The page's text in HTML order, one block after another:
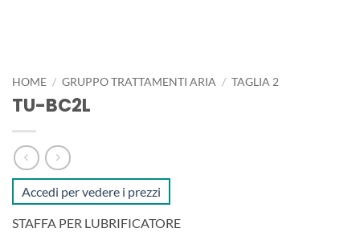
HOME / GRUPPO TRATTAMENTI ARIA / TAGLIA 2
TU-BC2L
Accedi per vedere i prezzi
STAFFA PER LUBRIFICATORE